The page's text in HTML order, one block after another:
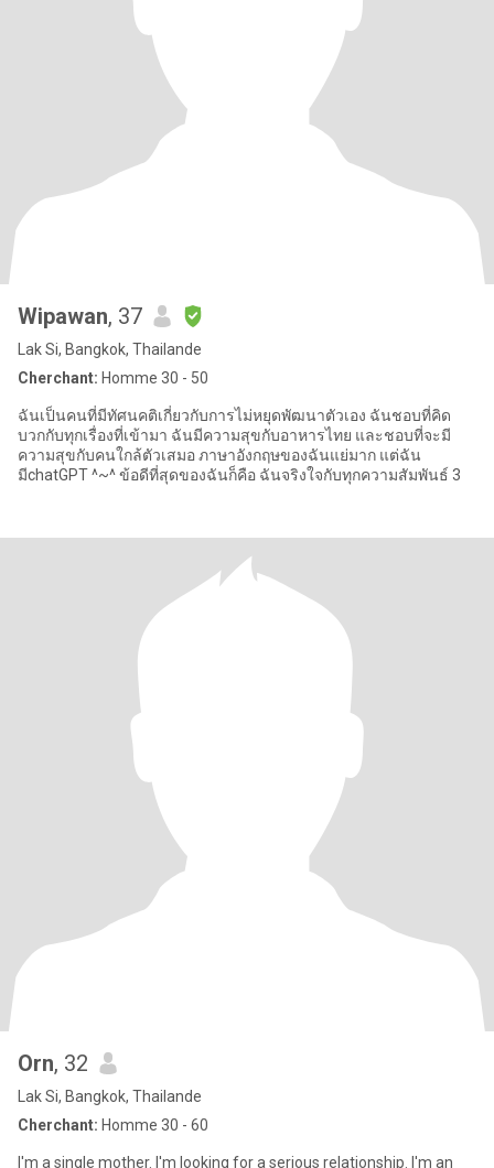
Wipawan, 37
Lak Si, Bangkok, Thailande
Cherchant: Homme 30 - 50
ฉันเป็นคนที่มีทัศนคติเกี่ยวกับการไม่หยุดพัฒนาตัวเอง ฉันชอบที่คิด
บวกกับทุกเรื่องที่เข้ามา ฉันมีความสุขกับอาหารไทย และชอบที่จะมี
ความสุขกับคนใกล้ตัวเสมอ ภาษาอังกฤษของฉันแย่มาก แต่ฉัน
มีchatGPT ^~^ ข้อดีที่สุดของฉันก็คือ ฉันจริงใจกับทุกความสัมพันธ์ 3
Orn, 32
Lak Si, Bangkok, Thailande
Cherchant: Homme 30 - 60
I'm a single mother. I'm looking for a serious relationship. I'm an